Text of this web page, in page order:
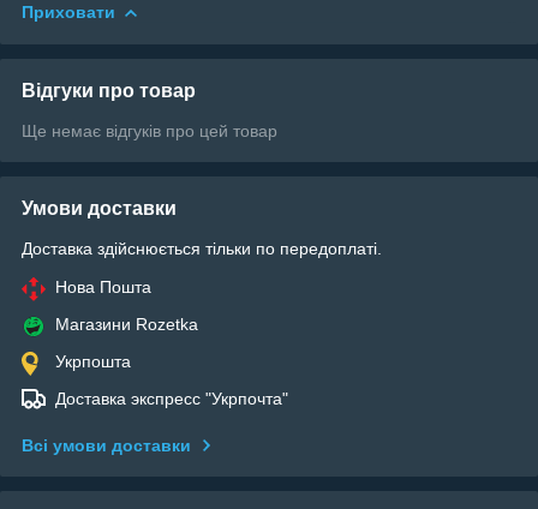
Приховати
Відгуки про товар
Ще немає відгуків про цей товар
Умови доставки
Доставка здійснюється тільки по передоплаті.
Нова Пошта
Магазини Rozetka
Укрпошта
Доставка экспресс "Укрпочта"
Всі умови доставки